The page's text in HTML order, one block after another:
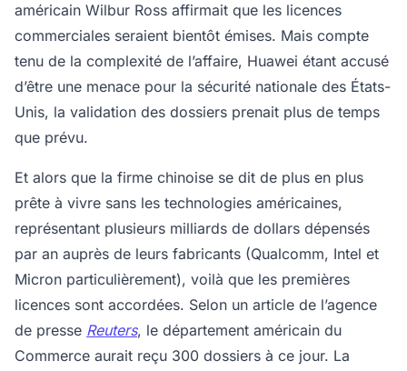
américain Wilbur Ross affirmait que les licences
commerciales seraient bientôt émises. Mais compte
tenu de la complexité de l’affaire, Huawei étant accusé
d’être une menace pour la sécurité nationale des États-
Unis, la validation des dossiers prenait plus de temps
que prévu.
Et alors que la firme chinoise se dit de plus en plus
prête à vivre sans les technologies américaines,
représentant plusieurs milliards de dollars dépensés
par an auprès de leurs fabricants (Qualcomm, Intel et
Micron particulièrement), voilà que les premières
licences sont accordées. Selon un article de l’agence
de presse Reuters, le département américain du
Commerce aurait reçu 300 dossiers à ce jour. La